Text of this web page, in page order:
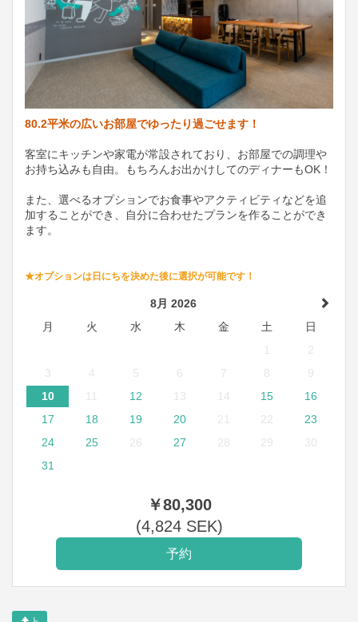
80.2平米の広いお部屋でゆったり過ごせます！
客室にキッチンや家電が常設されており、お部屋での調理や
お持ち込みも自由。もちろんお出かけしてのディナーもOK！
また、選べるオプションでお食事やアクティビティなどを追
加することができ、自分に合わせたプランを作ることができ
ます。
★オプションは日にちを決めた後に選択が可能です！
8月 2026
月
火 水 木 金 土
日
2
3
4 5 6 7 8
9
10
12 13 14 15
16
17
18 19 20 21 22
23
24
25 26 27 28 29
30
31
￥80,300
(4,824SEK)